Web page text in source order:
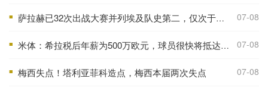
■ 萨拉赫已32次出战大赛并列埃及队史第二，仅次于队友特雷泽盖 07-08
■ 米体：希拉税后年薪为500万欧元，球员很快将抵达米兰接受体检 07-08
■ 梅西失点！塔利亚菲科造点，梅西本届两次失点 07-08